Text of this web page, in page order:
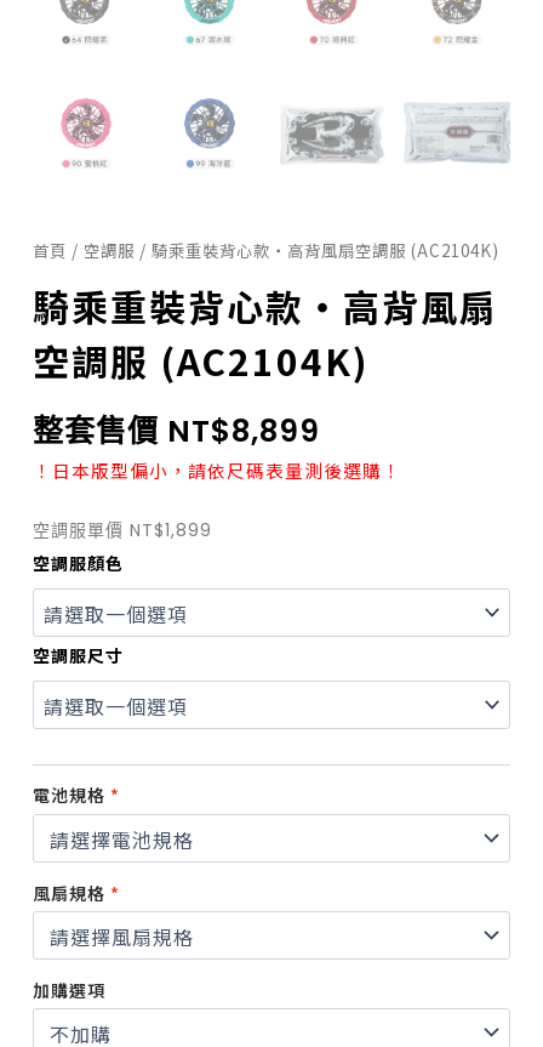
首頁 / 空調服 / 騎乘重裝背心款・高背風扇空調服 (AC2104K)
騎乘重裝背心款・高背風扇
空調服 (AC2104K)
整套售價 NT$8,899
！日本版型偏小，請依尺碼表量測後選購！
空調服單價 NT$1,899
空調服顏色
空調服尺寸
電池規格 *
風扇規格 *
加購選項
騎
乘
重
裝
背
心
款・
高
風
扇
空
服
(AC2104K)
數